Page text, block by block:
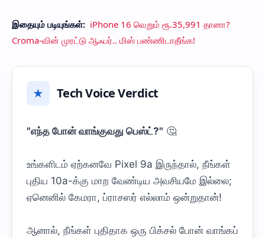
இதையும் படியுங்கள்: iPhone 16 வெறும் ரூ.35,991 தானா?
Croma-வின் முரட்டு ஆஃபர்.. மிஸ் பண்ணிடாதீங்க!
★ Tech Voice Verdict
"எந்த போன் வாங்குவது பெஸ்ட்?" 🤔
உங்களிடம் ஏற்கனவே Pixel 9a இருந்தால், நீங்கள்
புதிய 10a-க்கு மாற வேண்டிய அவசியமே இல்லை;
ஏனெனில் கேமரா, ப்ராசஸர் எல்லாம் ஒன்றுதான்!
ஆனால், நீங்கள் புதிதாக ஒரு பிக்சல் போன் வாங்கப்